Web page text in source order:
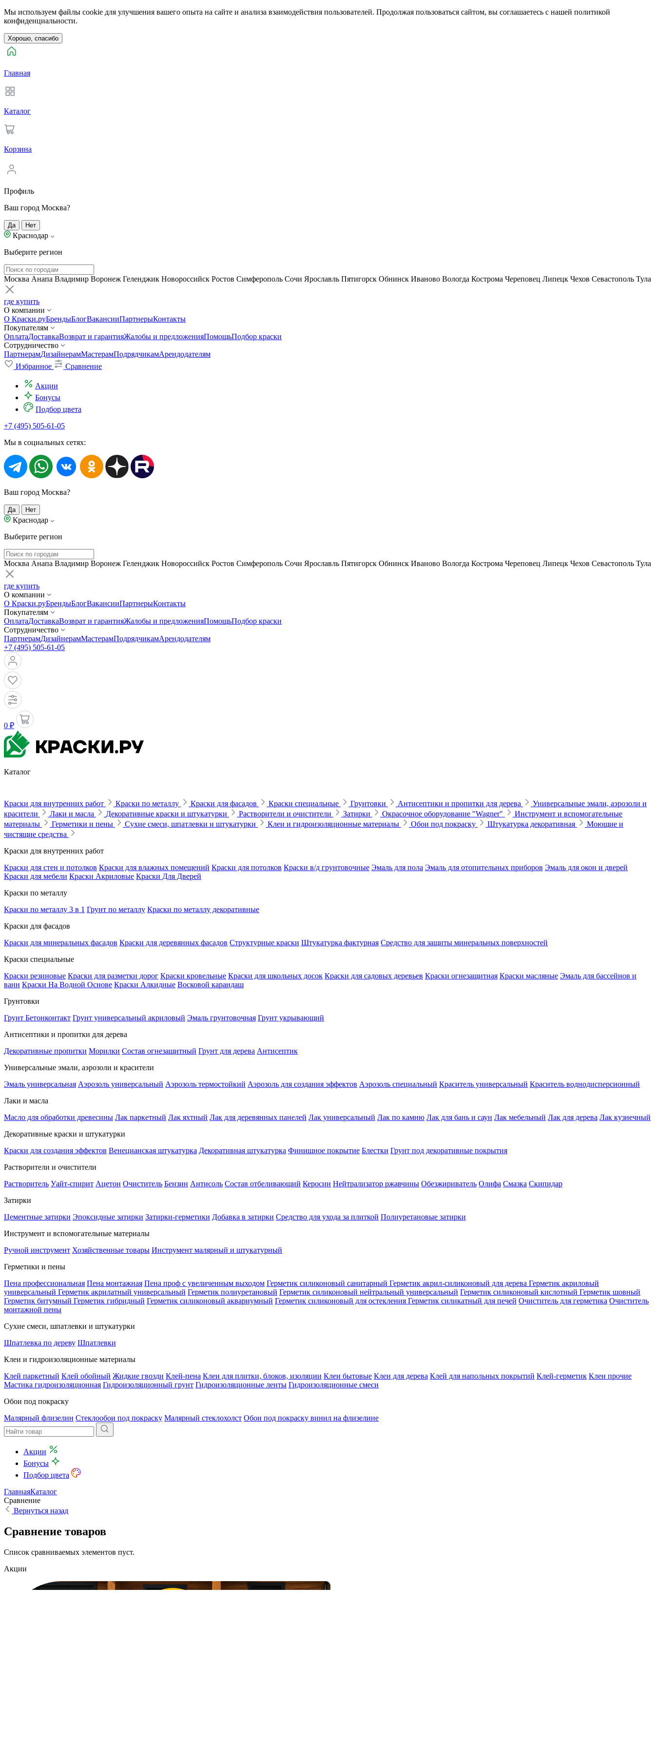
Мы используем файлы cookie для улучшения вашего опыта на сайте и анализа взаимодействия пользователей. Продолжая пользоваться сайтом, вы соглашаетесь с нашей политикой
конфиденциальности.
Хорошо, спасибо
Главная
Каталог
Корзина
Профиль
Ваш город Москва?
Да Нет
Краснодар
Выберите регион
Москва Анапа Владимир Воронеж Геленджик Новороссийск Ростов Симферополь Сочи Ярославль Пятигорск Обнинск Иваново Вологда Кострома Череповец Липецк Чехов Севастополь Тула
где купить
О компании
О Краски.руБрендыБлогВакансииПартнерыКонтакты
Покупателям
ОплатаДоставкаВозврат и гарантияЖалобы и предложенияПомощьПодбор краски
Сотрудничество
ПартнерамДизайнерамМастерамПодрядчикамАрендодателям
Избранное
Сравнение
Акции
Бонусы
Подбор цвета
+7 (495) 505-61-05
Мы в социальных сетях:
Ваш город Москва?
Да Нет
Краснодар
Выберите регион
Москва Анапа Владимир Воронеж Геленджик Новороссийск Ростов Симферополь Сочи Ярославль Пятигорск Обнинск Иваново Вологда Кострома Череповец Липецк Чехов Севастополь Тула
где купить
О компании
О Краски.руБрендыБлогВакансииПартнерыКонтакты
Покупателям
ОплатаДоставкаВозврат и гарантияЖалобы и предложенияПомощьПодбор краски
Сотрудничество
ПартнерамДизайнерамМастерамПодрядчикамАрендодателям
+7 (495) 505-61-05
0 ₽
Каталог
Краски для внутренних работ Краски по металлу Краски для фасадов Краски специальные Грунтовки Антисептики и пропитки для дерева
Универсальные эмали, аэрозоли и
красители
Лаки и масла Декоративные краски и штукатурки Растворители и очистители Затирки Окрасочное оборудование "Wagner"
Инструмент и вспомогательные
материалы
Герметики и пены Сухие смеси, шпатлевки и штукатурки Клеи и гидроизоляционные материалы Обои под покраску Штукатурка декоративная
Моющие и
чистящие средства
Краски для внутренних работ
Краски для стен и потолков Краски для влажных помещений Краски для потолков Краски в/д грунтовочные Эмаль для пола Эмаль для отопительных приборов Эмаль для окон и дверей
Краски для мебели Краски Акриловые Краски Для Дверей
Краски по металлу
Краски по металлу 3 в 1 Грунт по металлу Краски по металлу декоративные
Краски для фасадов
Краски для минеральных фасадов Краски для деревянных фасадов Структурные краски Штукатурка фактурная Средство для защиты минеральных поверхностей
Краски специальные
Краски резиновые Краски для разметки дорог Краски кровельные Краски для школьных досок Краски для садовых деревьев Краски огнезащитная Краски масляные Эмаль для бассейнов и
ванн Краски На Водной Основе Краски Алкидные Восковой карандаш
Грунтовки
Грунт Бетонконтакт Грунт универсальный акриловый Эмаль грунтовочная Грунт укрывающий
Антисептики и пропитки для дерева
Декоративные пропитки Морилки Состав огнезащитный Грунт для дерева Антисептик
Универсальные эмали, аэрозоли и красители
Эмаль универсальная Аэрозоль универсальный Аэрозоль термостойкий Аэрозоль для создания эффектов Аэрозоль специальный Краситель универсальный Краситель воднодисперсионный
Лаки и масла
Масло для обработки древесины Лак паркетный Лак яхтный Лак для деревянных панелей Лак универсальный Лак по камню Лак для бань и саун Лак мебельный Лак для дерева Лак кузнечный
Декоративные краски и штукатурки
Краски для создания эффектов Венецианская штукатурка Декоративная штукатурка Финишное покрытие Блестки Грунт под декоративные покрытия
Растворители и очистители
Растворитель Уайт-спирит Ацетон Очиститель Бензин Антисоль Состав отбеливающий Керосин Нейтрализатор ржавчины Обезжириватель Олифа Смазка Скипидар
Затирки
Цементные затирки Эпоксидные затирки Затирки-герметики Добавка в затирки Средство для ухода за плиткой Полиуретановые затирки
Инструмент и вспомогательные материалы
Ручной инструмент Хозяйственные товары Инструмент малярный и штукатурный
Герметики и пены
Пена профессиональная Пена монтажная Пена проф с увеличенным выходом Герметик силиконовый санитарный Герметик акрил-силиконовый для дерева Герметик акриловый
универсальный Герметик акрилатный универсальный Герметик полиуретановый Герметик силиконовый нейтральный универсальный Герметик силиконовый кислотный Герметик шовный
Герметик битумный Герметик гибридный Герметик силиконовый аквариумный Герметик силиконовый для остекления Герметик силикатный для печей Очиститель для герметика Очиститель
монтажной пены
Сухие смеси, шпатлевки и штукатурки
Шпатлевка по дереву Шпатлевки
Клеи и гидроизоляционные материалы
Клей паркетный Клей обойный Жидкие гвозди Клей-пена Клеи для плитки, блоков, изоляции Клеи бытовые Клеи для дерева Клей для напольных покрытий Клей-герметик Клеи прочие
Мастика гидроизоляционная Гидроизоляционный грунт Гидроизоляционные ленты Гидроизоляционные смеси
Обои под покраску
Малярный флизелин Стеклообои под покраску Малярный стеклохолст Обои под покраску винил на флизелине
Акции
Бонусы
Подбор цвета
ГлавнаяКаталог
Сравнение
Вернуться назад
Сравнение товаров
Список сравниваемых элементов пуст.
Акции